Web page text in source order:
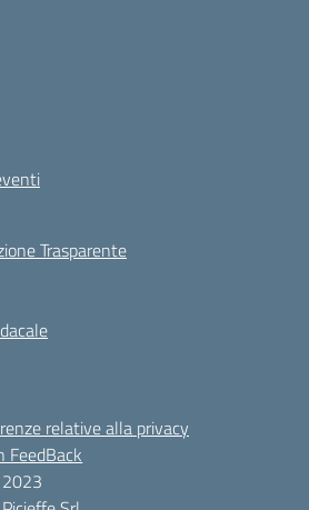
Trasparente
relative alla privacy
FeedBack